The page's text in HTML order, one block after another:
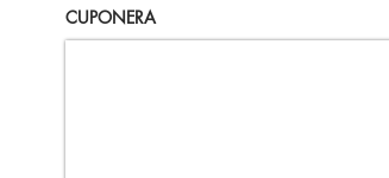
CUPONERA